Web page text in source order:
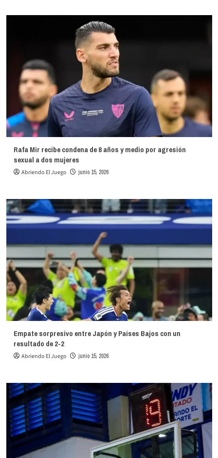
Rafa Mir recibe condena de 8 años y medio por agresión
sexual a dos mujeres
Abriendo El Juego junio 15, 2026
Empate sorpresivo entre Japón y Países Bajos con un
resultado de 2-2
Abriendo El Juego junio 15, 2026